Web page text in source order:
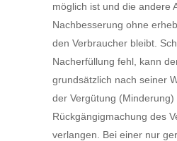
möglich ist und die andere
Nachbesserung ohne
den Verbraucher bleibt.
Nacherfüllung fehl, kann
grundsätzlich nach seiner
der Vergütung (Minderung)
Rückgängigmachung des
verlangen. Bei einer nur